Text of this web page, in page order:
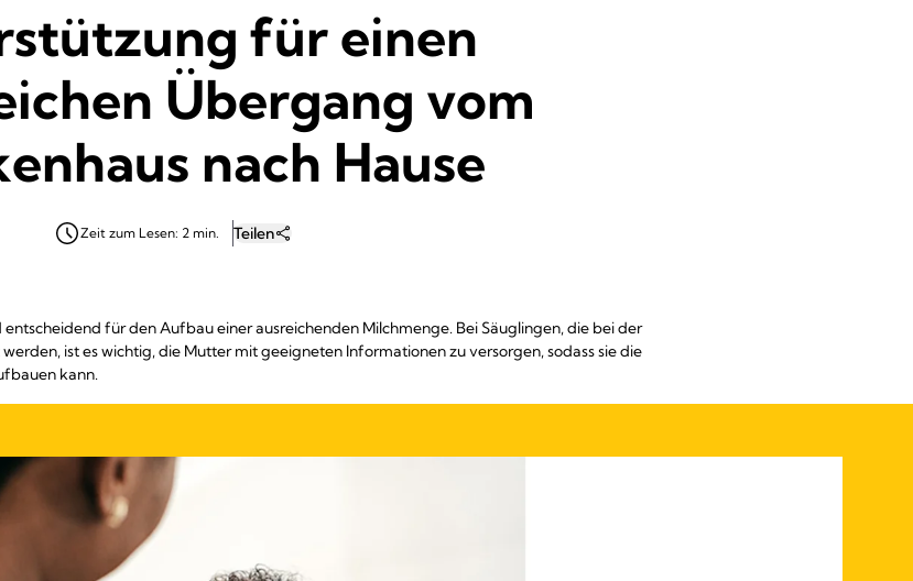
für einen
Übergang vom
nach Hause
Zeit zum Lesen: 2 min. Teilen
entscheidend für den Aufbau einer ausreichenden Milchmenge. Bei Säuglingen, die bei der
ist es wichtig, die Mutter mit geeigneten Informationen zu versorgen, sodass sie die
kann.